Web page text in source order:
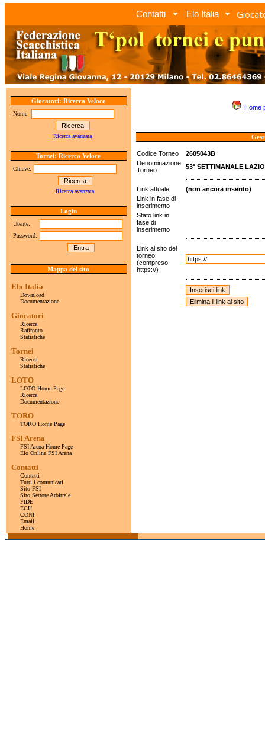
Contatti Elo Italia
Giocatori: Ricerca Veloce
Nome:
Ricerca avanzata
Tornei: Ricerca Veloce
Chiave:
Ricerca avanzata
Login
Utente:
Password:
Mappa del sito
Elo Italia
Download
Documentazione
Giocatori
Ricerca
Raffronto
Statistiche
Tornei
Ricerca
Statistiche
LOTO
LOTO Home Page
Ricerca
Documentazione
TORO
TORO Home Page
FSI Arena
FSI Arena Home Page
Elo Online FSI Arena
Contatti
Contatti
Tutti i comunicati
Sito FSI
Sito Settore Arbitrale
FIDE
ECU
CONI
Email
Home
Home
Codice Torneo
2605043B
Denominazione
Torneo
53° SETTIMANALE
Link attuale
(non ancora inserito)
Link in fase di
inserimento
Stato link in
fase di
inserimento
Link al sito del
torneo
(compreso
https://)